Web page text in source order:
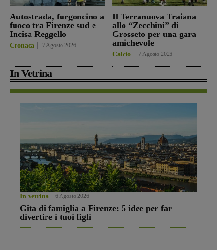
Autostrada, furgoncino a
fuoco tra Firenze sud e
Incisa Reggello
Cronaca 7 Agosto 2026
Il Terranuova Traiana
allo “Zecchini” di
Grosseto per una gara
amichevole
Calcio 7 Agosto 2026
In Vetrina
In vetrina 6 Agosto 2026
Gita di famiglia a Firenze: 5 idee per far
divertire i tuoi figli